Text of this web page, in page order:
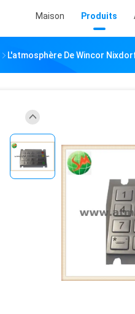
Maison Produits
L'atmosphère De Wincor